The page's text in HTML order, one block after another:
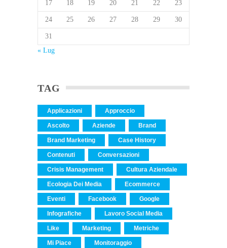
17 18 19 20 21 22 23
24 25 26 27 28 29 30
31
« Lug
TAG
Applicazioni Approccio
Ascolto Aziende Brand
Brand Marketing Case History
Contenuti Conversazioni
Crisis Management Cultura Aziendale
Ecologia Dei Media Ecommerce
Eventi Facebook Google
Infografiche Lavoro Social Media
Like Marketing Metriche
Mi Piace Monitoraggio